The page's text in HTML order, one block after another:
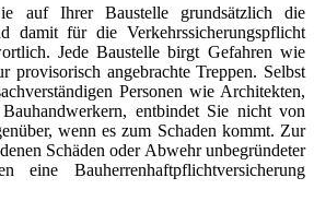
auf Ihrer Baustelle grundsätzlich die
damit für die Verkehrssicherungspflicht
Jede Baustelle birgt Gefahren wie
provisorisch angebrachte Treppen. Selbst
Personen wie Architekten,
entbindet Sie nicht von
wenn es zum Schaden kommt. Zur
Schäden oder Abwehr unbegründeter
eine Bauherrenhaftpflichtversicherung